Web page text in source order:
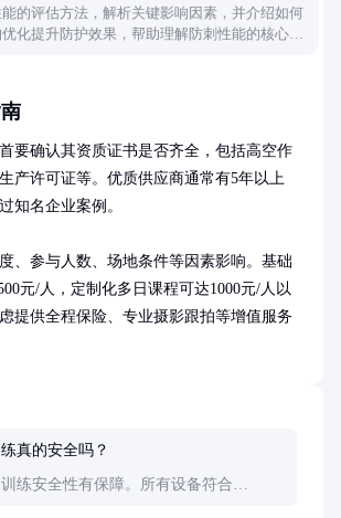
的评估方法，解析关键影响因素，并介绍如何
化提升防护效果，帮助理解防刺性能的核心要
要确认其资质证书是否齐全，包括高空作
产许可证等。优质供应商通常有5年以上
知名企业案例。
、参与人数、场地条件等因素影响。基础
元/人，定制化多日课程可达1000元/人以
提供全程保险、专业摄影跟拍等增值服务
真的安全吗？
练安全性有保障。所有设备符合